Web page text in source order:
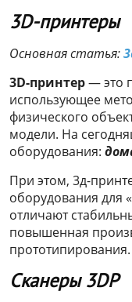
3D-принтеры
Основная статья:
3D-принтер— это
использующее
физического
модели. На
оборудования:
При этом, 3д-
оборудования для
отличают
повышенная
прототипирования.
Сканеры 3DP